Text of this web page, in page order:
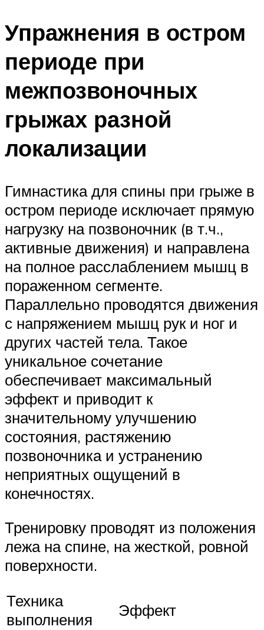
Упражнения в остром
периоде при
межпозвоночных
грыжах разной
локализации
Гимнастика для спины при грыже в
остром периоде исключает прямую
нагрузку на позвоночник (в т.ч.,
активные движения) и направлена
на полное расслаблением мышц в
пораженном сегменте.
Параллельно проводятся движения
с напряжением мышц рук и ног и
других частей тела. Такое
уникальное сочетание
обеспечивает максимальный
эффект и приводит к
значительному улучшению
состояния, растяжению
позвоночника и устранению
неприятных ощущений в
конечностях.
Тренировку проводят из положения
лежа на спине, на жесткой, ровной
поверхности.
Техника
выполнения
Эффект